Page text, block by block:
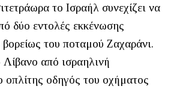
το Ισραήλ συνεχίζει να
δύο εντολές εκκένωσης
του ποταμού Ζαχαράνι.
από ισραηλινή
οπλίτης οδηγός του οχήματος